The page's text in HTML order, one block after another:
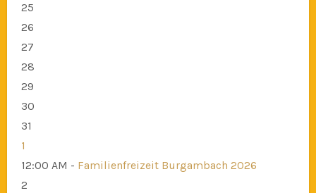
25
26
27
28
29
30
31
1
12:00 AM - Familienfreizeit Burgambach 2026
2